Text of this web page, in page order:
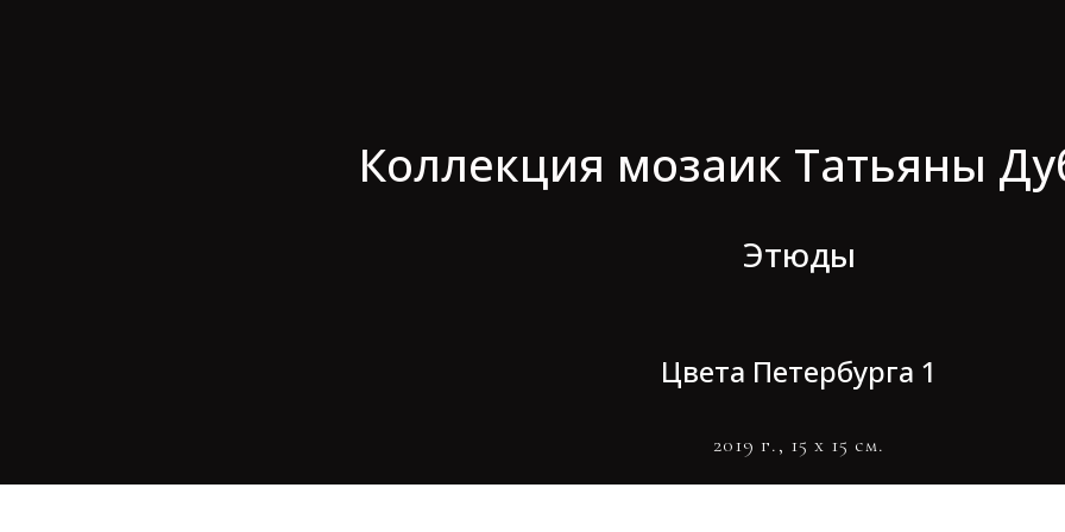
Коллекция мозаик Татьяны
Этюды
Цвета Петербурга 1
2019 г., 15 х 15 см.